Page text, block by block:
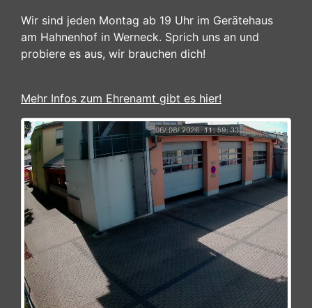
Wir sind jeden Montag ab 19 Uhr im Gerätehaus
am Hahnenhof in Werneck. Sprich uns an und
probiere es aus, wir brauchen dich!
Mehr Infos zum Ehrenamt gibt es hier!